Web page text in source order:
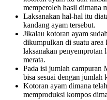
memperoleh hasil dimana
Laksanakan hal-hal itu
kandang ayam tersebut.
Jikalau kotoran ayam
dikumpulkan di suatu area
laksanakan penyemprotan
merata.
Pada isi jumlah campuran
bisa sesuai dengan jumlah
Kotoran ayam dimana
memproduksi kompos